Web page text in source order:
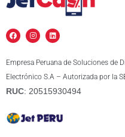
F
a
c
b
o
o
k
I
n
s
a
g
r
a
m
L
i
n
e
d
i
n
Empresa Peruana de Soluciones de
Electrónico S.A – Autorizada por la
RUC: 20515930494